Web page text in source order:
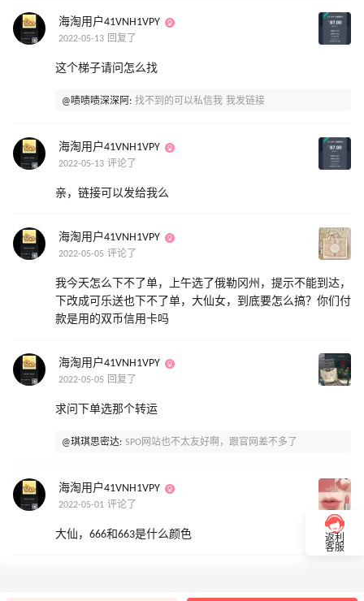
海淘用户41VNH1VPY
2022-05-13 回复了
这个梯子请问怎么找
@啧啧啧深深阿: 找不到的可以私信我 我发链接
海淘用户41VNH1VPY
2022-05-13 评论了
亲，链接可以发给我么
海淘用户41VNH1VPY
2022-05-05 评论了
我今天怎么下不了单，上午选了俄勒冈州，提示不能到达，
下改成可乐送也下不了单，大仙女，到底要怎么搞？你们付
款是用的双币信用卡吗
海淘用户41VNH1VPY
2022-05-05 回复了
求问下单选那个转运
@琪琪思密达: SPO网站也不太友好啊，跟官网差不多了
海淘用户41VNH1VPY
2022-05-01 评论了
大仙，666和663是什么颜色
返利
客服